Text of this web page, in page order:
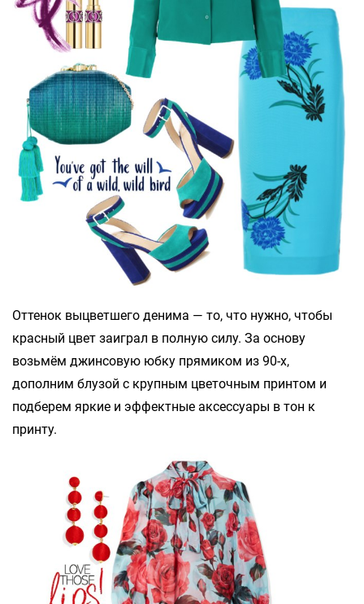
Оттенок выцветшего денима — то, что нужно, чтобы
красный цвет заиграл в полную силу. За основу
возьмём джинсовую юбку прямиком из 90-х,
дополним блузой с крупным цветочным принтом и
подберем яркие и эффектные аксессуары в тон к
принту.